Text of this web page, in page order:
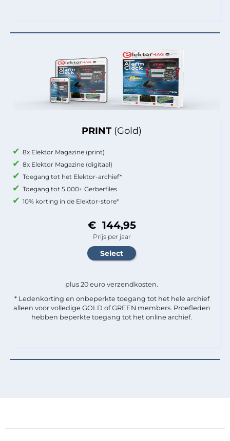
PRINT (Gold)
8x Elektor Magazine (print)
8x Elektor Magazine (digitaal)
Toegang tot het Elektor-archief*
Toegang tot 5.000+ Gerberfiles
10% korting in de Elektor-store*
€ 144,95
Prijs per jaar
plus 20 euro verzendkosten.
* Ledenkorting en onbeperkte toegang tot het hele archief
alleen voor volledige GOLD of GREEN members. Proefleden
hebben beperkte toegang tot het online archief.